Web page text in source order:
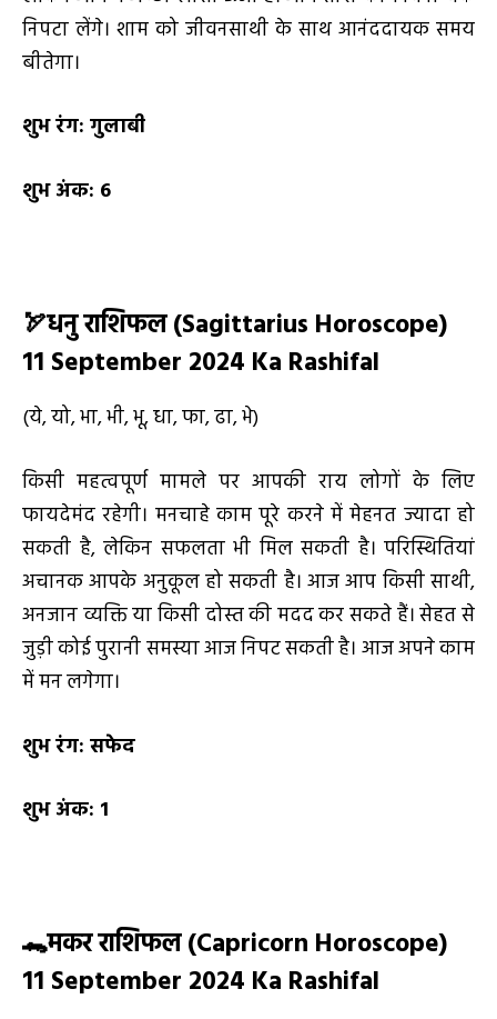
निपटा लेंगे। शाम को जीवनसाथी के साथ आनंददायक समय
बीतेगा।
शुभ रंग: गुलाबी
शुभ अंक: 6
🏹धनु राशिफल (Sagittarius Horoscope)
11 September 2024 Ka Rashifal
(ये, यो, भा, भी, भू, धा, फा, ढा, भे)
किसी महत्वपूर्ण मामले पर आपकी राय लोगों के लिए
फायदेमंद रहेगी। मनचाहे काम पूरे करने में मेहनत ज्यादा हो
सकती है, लेकिन सफलता भी मिल सकती है। परिस्थितियां
अचानक आपके अनुकूल हो सकती है। आज आप किसी साथी,
अनजान व्यक्ति या किसी दोस्त की मदद कर सकते हैं। सेहत से
जुड़ी कोई पुरानी समस्या आज निपट सकती है। आज अपने काम
में मन लगेगा।
शुभ रंग: सफेद
शुभ अंक: 1
🐊मकर राशिफल (Capricorn Horoscope)
11 September 2024 Ka Rashifal